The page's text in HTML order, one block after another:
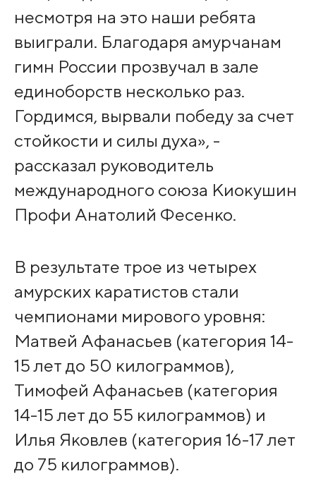
несмотря на это наши ребята
выиграли. Благодаря амурчанам
гимн России прозвучал в зале
единоборств несколько раз.
Гордимся, вырвали победу за счет
стойкости и силы духа», -
рассказал руководитель
международного союза Киокушин
Профи Анатолий Фесенко.
В результате трое из четырех
амурских каратистов стали
чемпионами мирового уровня:
Матвей Афанасьев (категория 14-
15 лет до 50 килограммов),
Тимофей Афанасьев (категория
14-15 лет до 55 килограммов) и
Илья Яковлев (категория 16-17 лет
до 75 килограммов).